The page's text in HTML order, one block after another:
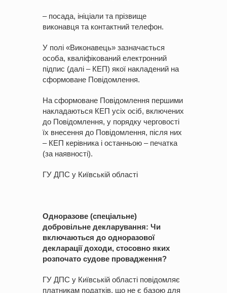
– посада, ініціали та прізвище
виконавця та контактний телефон.
У полі «Виконавець» зазначається
особа, кваліфікований електронний
підпис (далі – КЕП) якої накладений на
сформоване Повідомлення.
На сформоване Повідомлення першими
накладаються КЕП усіх осіб, включених
до Повідомлення, у порядку черговості
їх внесення до Повідомлення, після них
– КЕП керівника і останньою – печатка
(за наявності).
ГУ ДПС у Київській області
Одноразове (спеціальне)
добровільне декларування: Чи
включаються до одноразової
декларації доходи, стосовно яких
розпочато судове провадження?
ГУ ДПС у Київській області повідомляє
платникам податків, що не є базою для